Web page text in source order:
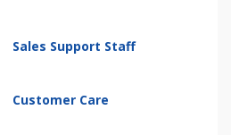
Sales Support Staff
Customer Care